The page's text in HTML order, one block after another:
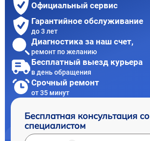
Официальный сервис
Гарантийное обслуживание
до 3 лет
Диагностика за наш счет,
ремонт по желанию
Бесплатный выезд курьера
в день обращения
Срочный ремонт
от 35 минут
Бесплатная консультация со
специалистом